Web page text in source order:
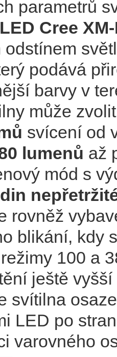
parametrů
Cree
podává
barvy v
může
svícení od
lumenů až
mód s
rovněž
blikání, kdy
100 a
ještě
svítilna
LED po
varovného